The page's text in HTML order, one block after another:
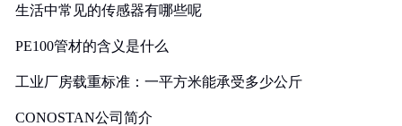
生活中常见的传感器有哪些呢
PE100管材的含义是什么
工业厂房载重标准：一平方米能承受多少公斤
CONOSTAN公司简介